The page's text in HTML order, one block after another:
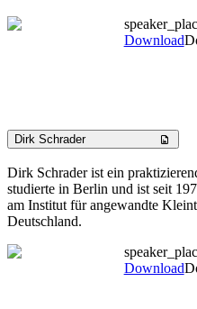
Download
Dirk Schrader
Dirk Schrader ist ein
studierte in Berlin und ist seit
am Institut für angewandte
Deutschland.
Download